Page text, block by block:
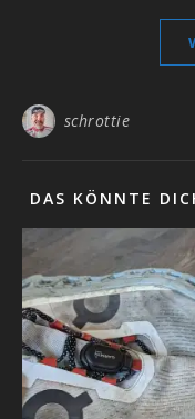
schrottie
DAS KÖNNTE